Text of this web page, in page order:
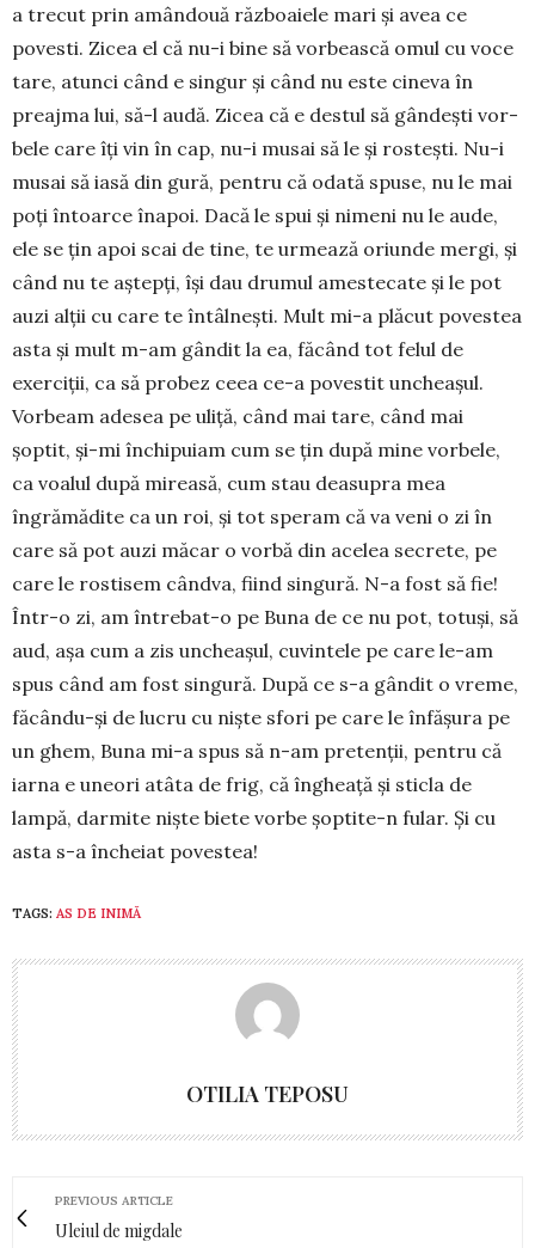
a trecut prin amân­două războa­iele mari și avea ce
povesti. Zicea el că nu-i bine să vorbească omul cu voce
tare, atunci când e singur și când nu este cineva în
preajma lui, să-l audă. Zicea că e destul să gândești vor­
bele care îți vin în cap, nu-i musai să le și rostești. Nu-i
musai să iasă din gură, pentru că odată spuse, nu le mai
poți întoarce înapoi. Dacă le spui și nimeni nu le aude,
ele se țin apoi scai de tine, te urmează oriunde mergi, și
când nu te aștepți, își dau drumul amestecate și le pot
auzi alții cu care te întâl­nești. Mult mi-a plăcut poves­tea
asta și mult m-am gândit la ea, făcând tot felul de
exerciții, ca să probez ceea ce-a poves­tit uncheașul.
Vorbeam adesea pe uliță, când mai tare, când mai
șoptit, și-mi în­chipuiam cum se țin după mine vor­bele,
ca voalul după mireasă, cum stau deasu­pra mea
îngrămădite ca un roi, și tot speram că va veni o zi în
care să pot auzi măcar o vorbă din acelea secrete, pe
care le rostisem cândva, fiind sin­gură. N-a fost să fie!
Într-o zi, am întrebat-o pe Buna de ce nu pot, totuși, să
aud, așa cum a zis uncheașul, cuvintele pe care le-am
spus când am fost singură. După ce s-a gândit o vreme,
făcându-și de lucru cu niște sfori pe care le în­fășura pe
un ghem, Buna mi-a spus să n-am pretenții, pentru că
iarna e uneori atâta de frig, că îngheață și sticla de
lampă, darmite niște biete vorbe șoptite-n fular. Și cu
asta s-a încheiat povestea!
TAGS: AS DE INIMĂ
OTILIA TEPOSU
PREVIOUS ARTICLE
Uleiul de migdale